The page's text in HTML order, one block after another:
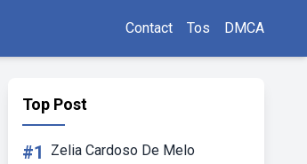
Contact Tos DMCA
Top Post
#1 Zelia Cardoso De Melo